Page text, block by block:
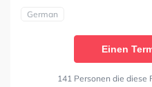
German
Einen
141 Personen die diese